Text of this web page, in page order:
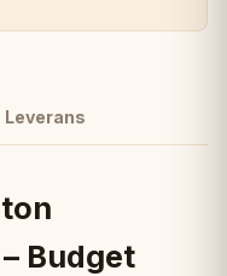
Leverans
Budget